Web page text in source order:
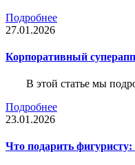
Подробнее
27.01.2026
Корпоративный
В этой статье мы
Подробнее
23.01.2026
Что подарить